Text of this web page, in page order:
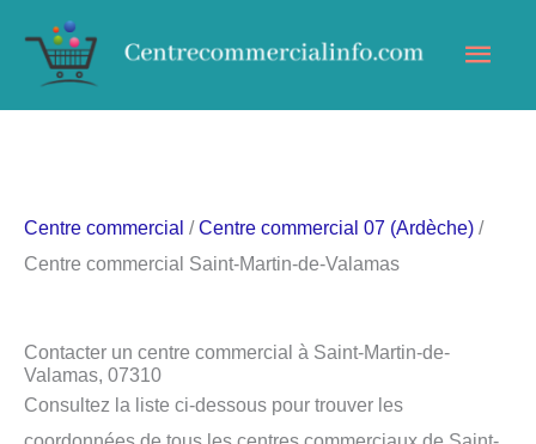
contenu
Centre commercial /Centre commercial 07 (Ardèche) /
Centre commercial Saint-Martin-de-Valamas
Contacter un centre commercial à Saint-Martin-de-
Valamas, 07310
Consultez la liste ci-dessous pour trouver les